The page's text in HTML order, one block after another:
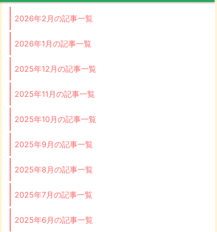
2026年2月の記事一覧
2026年1月の記事一覧
2025年12月の記事一覧
2025年11月の記事一覧
2025年10月の記事一覧
2025年9月の記事一覧
2025年8月の記事一覧
2025年7月の記事一覧
2025年6月の記事一覧